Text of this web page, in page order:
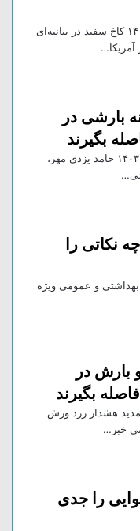
به گزارش کاوک نیوز ۰۸:۱۳ – ۰۷ بهمن ۱۴۰۳ کاخ سفید در بیانیه‌ای
آمریکا…
بارشی در
بگیرند
به گزارش کاوک نیوز ۱۹:۰۴ – ۲۳ شهريور ۱۴۰۳ حامد یزدی مهر،
نکاتی را
و عمومی ویژه
بارش در
بگیرند
هشدار زرد وزش
خبر…
شنوایی را جدی